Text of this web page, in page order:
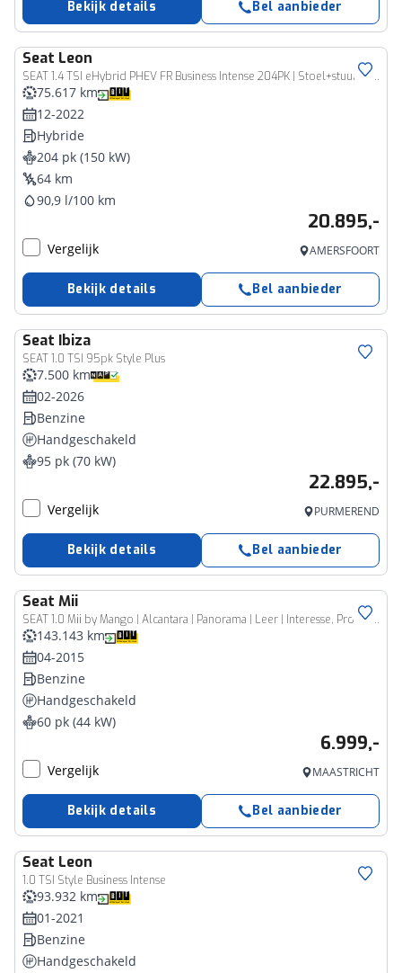
Bekijk details Bel aanbieder
Seat Leon
SEAT 1.4 TSI eHybrid PHEV FR Business Intense 204PK | Stoel+stuur verwarming | Apple Carplay/Android Auto | Clima | Cruisecontrol
75.617 km
12-2022
Hybride
204 pk (150 kW)
64 km
90,9 l/100 km
20.895,-
Vergelijk AMERSFOORT
Bekijk details Bel aanbieder
Seat Ibiza
SEAT 1.0 TSI 95pk Style Plus
7.500 km
02-2026
Benzine
Handgeschakeld
95 pk (70 kW)
22.895,-
Vergelijk PURMEREND
Bekijk details Bel aanbieder
Seat Mii
SEAT 1.0 Mii by Mango | Alcantara | Panorama | Leer | Interesse, Proefrit? Bel of app met: 06-24282842 / 06-42130156
143.143 km
04-2015
Benzine
Handgeschakeld
60 pk (44 kW)
6.999,-
Vergelijk MAASTRICHT
Bekijk details Bel aanbieder
Seat Leon
1.0 TSI Style Business Intense
93.932 km
01-2021
Benzine
Handgeschakeld